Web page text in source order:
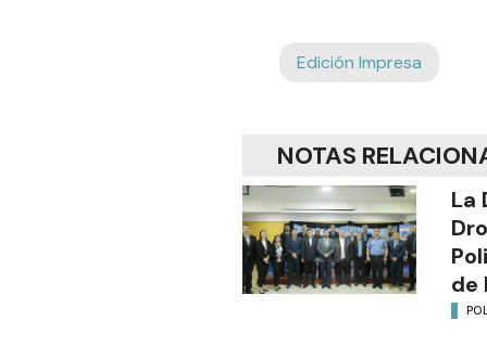
Edición Impresa
NOTAS
La
de